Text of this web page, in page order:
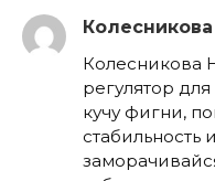
Колесникова
регулятор
кучу фигни,
стабильность